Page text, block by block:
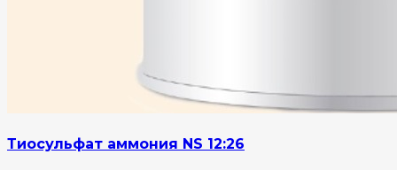
Тиосульфат аммония NS 12:26